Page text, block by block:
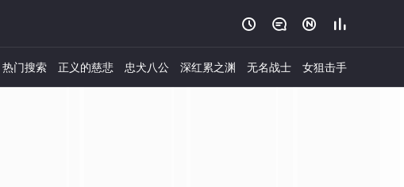
   
热门搜索 正义的慈悲 忠犬八公 深红累之渊 无名战士 女狙击手